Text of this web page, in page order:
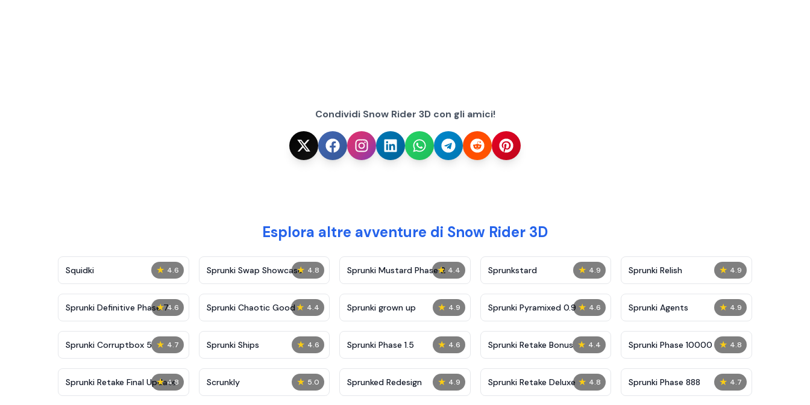
Condividi Snow Rider 3D con gli amici!
Esplora altre avventure di Snow Rider 3D
★ 4.6
Squidki ★ 4.8
Sprunki Swap Showcase ★ 4.4
Sprunki Mustard Phase 2 ★ 4.9
Sprunkstard ★ 4.9
Sprunki Relish
★ 4.6
Sprunki Definitive Phase 7 ★ 4.4
Sprunki Chaotic Good ★ 4.9
Sprunki grown up ★ 4.6
Sprunki Pyramixed 0.9 ★ 4.9
Sprunki Agents
★ 4.7
Sprunki Corruptbox 5 ★ 4.6
Sprunki Ships ★ 4.6
Sprunki Phase 1.5 ★ 4.4
Sprunki Retake Bonus ★ 4.8
Sprunki Phase 10000
★ 4.8
Sprunki Retake Final Update ★ 5.0
Scrunkly ★ 4.9
Sprunked Redesign ★ 4.8
Sprunki Retake Deluxe ★ 4.7
Sprunki Phase 888